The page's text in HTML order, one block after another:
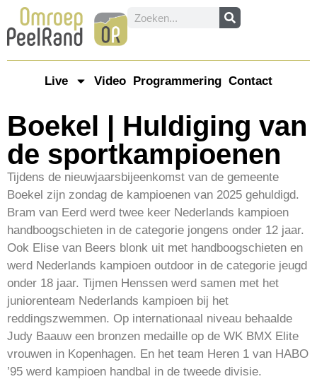
Live Video Programmering Contact
Boekel | Huldiging van
de sportkampioenen
Tijdens de nieuwjaarsbijeenkomst van de gemeente
Boekel zijn zondag de kampioenen van 2025 gehuldigd.
Bram van Eerd werd twee keer Nederlands kampioen
handboogschieten in de categorie jongens onder 12 jaar.
Ook Elise van Beers blonk uit met handboogschieten en
werd Nederlands kampioen outdoor in de categorie jeugd
onder 18 jaar. Tijmen Henssen werd samen met het
juniorenteam Nederlands kampioen bij het
reddingszwemmen. Op internationaal niveau behaalde
Judy Baauw een bronzen medaille op de WK BMX Elite
vrouwen in Kopenhagen. En het team Heren 1 van HABO
’95 werd kampioen handbal in de tweede divisie.